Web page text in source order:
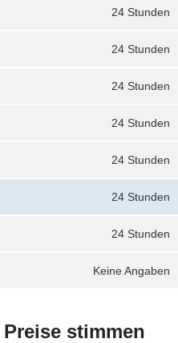
24 Stunden
24 Stunden
24 Stunden
24 Stunden
24 Stunden
24 Stunden
24 Stunden
Keine Angaben
stimmen